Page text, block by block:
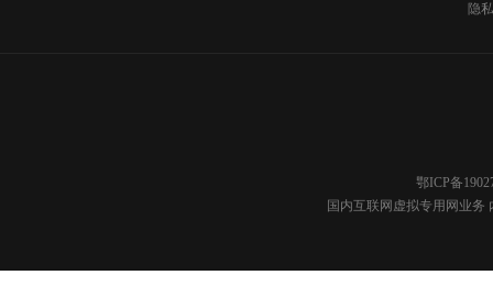
隐
鄂ICP备
国内互联网虚拟专用网业务